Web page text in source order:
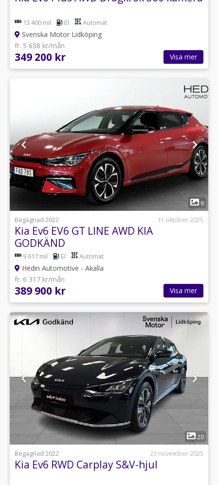
13 400 mil El Automat
Svenska Motor Lidköping
fr. 5 658 kr/mån
349 200 kr Visa mer
1
9
Begagnad 2022
11 oktober 2025
Kia Ev6 EV6 GT LINE AWD KIA
GODKÄND
9 617 mil El Automat
Hedin Automotive - Akalla
fr. 6 317 kr/mån
389 900 kr Visa mer
1
20
Begagnad 2022
23 november 2025
Kia Ev6 RWD Carplay S&V-hjul